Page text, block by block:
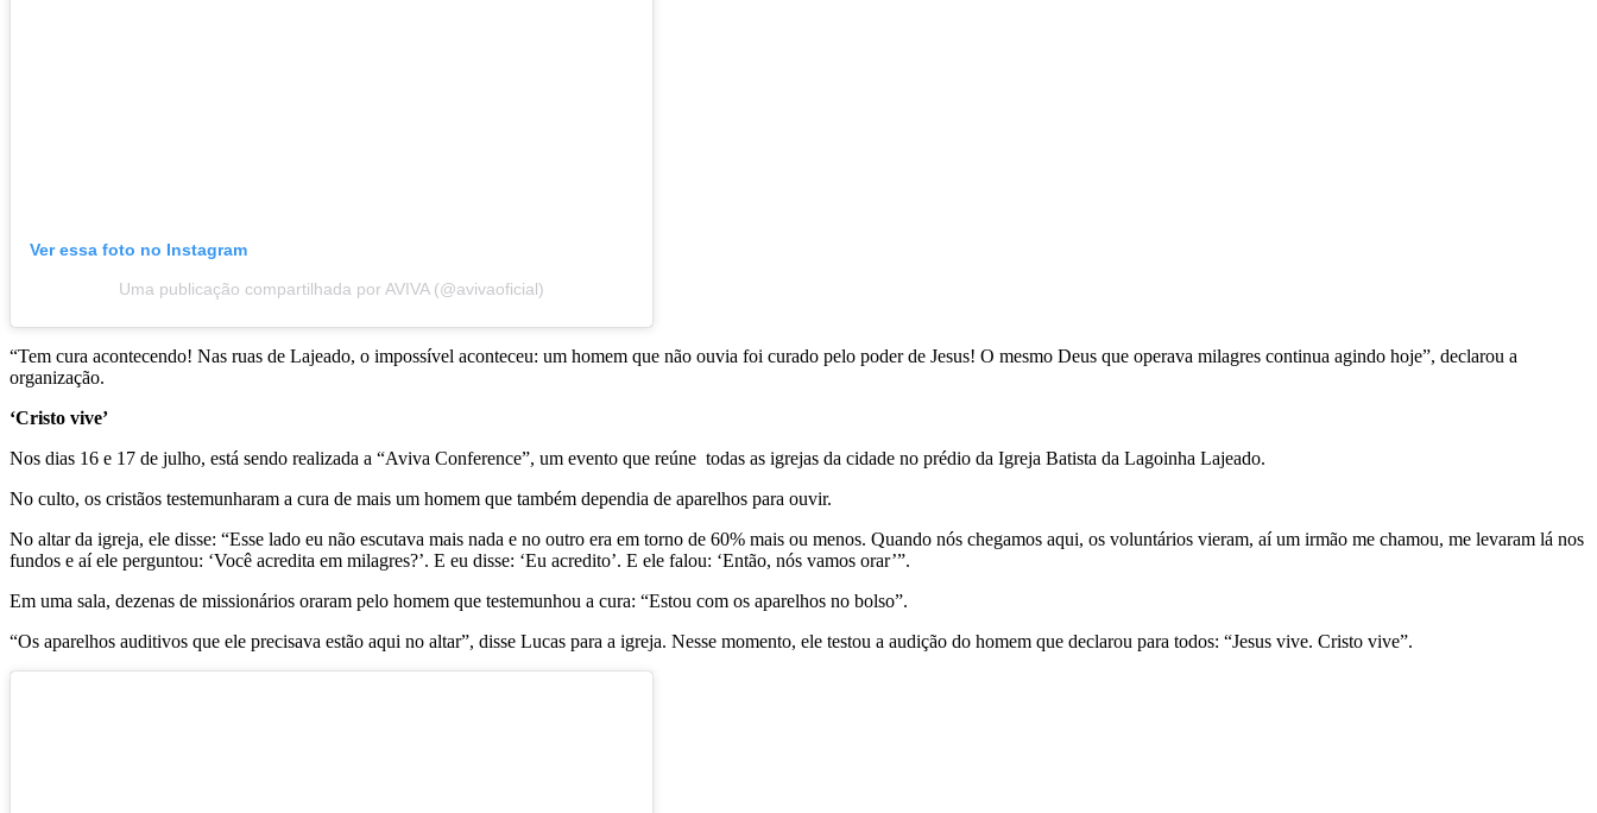
Ver essa foto no Instagram
Uma publicação compartilhada por AVIVA (@avivaoficial)
“Tem cura acontecendo! Nas ruas de Lajeado, o impossível aconteceu: um homem que não ouvia foi curado pelo poder de Jesus! O mesmo Deus que operava milagres continua agindo hoje”, declarou a
organização.
‘Cristo vive’
Nos dias 16 e 17 de julho, está sendo realizada a “Aviva Conference”, um evento que reúne todas as igrejas da cidade no prédio da Igreja Batista da Lagoinha Lajeado.
No culto, os cristãos testemunharam a cura de mais um homem que também dependia de aparelhos para ouvir.
No altar da igreja, ele disse: “Esse lado eu não escutava mais nada e no outro era em torno de 60% mais ou menos. Quando nós chegamos aqui, os voluntários vieram, aí um irmão me chamou, me levaram lá nos
fundos e aí ele perguntou: ‘Você acredita em milagres?’. E eu disse: ‘Eu acredito’. E ele falou: ‘Então, nós vamos orar’”.
Em uma sala, dezenas de missionários oraram pelo homem que testemunhou a cura: “Estou com os aparelhos no bolso”.
“Os aparelhos auditivos que ele precisava estão aqui no altar”, disse Lucas para a igreja. Nesse momento, ele testou a audição do homem que declarou para todos: “Jesus vive. Cristo vive”.